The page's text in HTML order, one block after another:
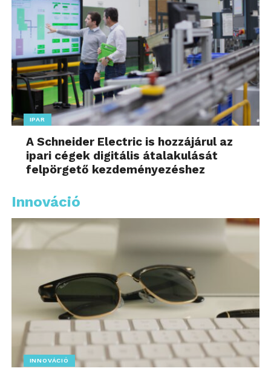
IPAR
A Schneider Electric is hozzájárul az
ipari cégek digitális átalakulását
felpörgető kezdeményezéshez
Innováció
INNOVÁCIÓ